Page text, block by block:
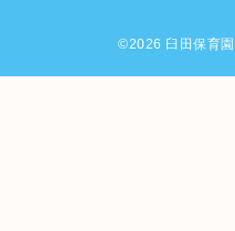
©2026 臼田保育園